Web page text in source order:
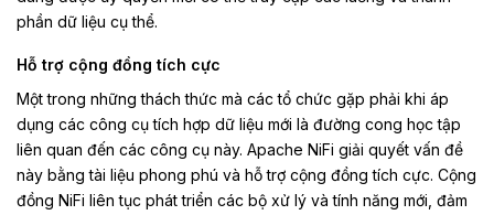
phần dữ liệu cụ thể.
Hỗ trợ cộng đồng tích cực
Một trong những thách thức mà các tổ chức gặp phải khi áp
dụng các công cụ tích hợp dữ liệu mới là đường cong học tập
liên quan đến các công cụ này. Apache NiFi giải quyết vấn đề
này bằng tài liệu phong phú và hỗ trợ cộng đồng tích cực. Cộng
đồng NiFi liên tục phát triển các bộ xử lý và tính năng mới, đảm